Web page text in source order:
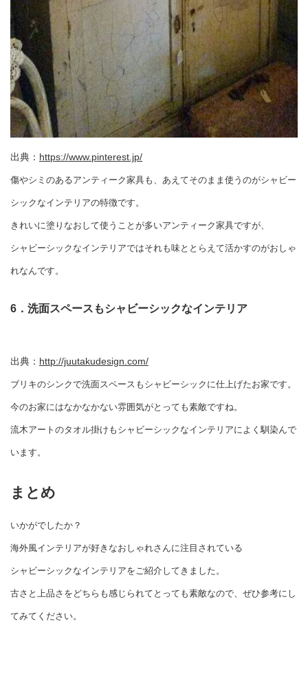
出典： https://www.pinterest.jp/
傷やシミのあるアンティーク家具も、あえてそのまま使うのがシャビー
シックなインテリアの特徴です。
きれいに塗りなおして使うことが多いアンティーク家具ですが、
シャビーシックなインテリアではそれも味ととらえて活かすのがおしゃ
れなんです。
6．洗面スペースもシャビーシックなインテリア
出典： http://juutakudesign.com/
ブリキのシンクで洗面スペースもシャビーシックに仕上げたお家です。
今のお家にはなかなかない雰囲気がとっても素敵ですね。
流木アートのタオル掛けもシャビーシックなインテリアによく馴染んで
います。
まとめ
いかがでしたか？
海外風インテリアが好きなおしゃれさんに注目されている
シャビーシックなインテリアをご紹介してきました。
古さと上品さをどちらも感じられてとっても素敵なので、ぜひ参考にし
てみてください。